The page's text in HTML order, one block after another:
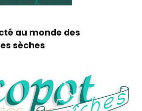
au monde des
sèches